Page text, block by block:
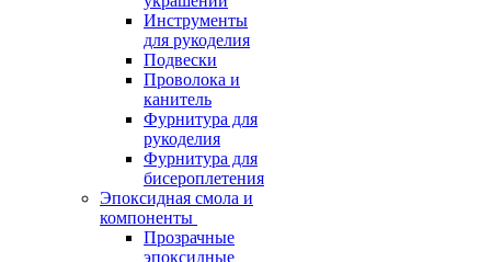
Инструменты
для рукоделия
Подвески
Проволока и
канитель
Фурнитура для
рукоделия
Фурнитура для
бисероплетения
Эпоксидная смола и
компоненты
Прозрачные
эпоксидные